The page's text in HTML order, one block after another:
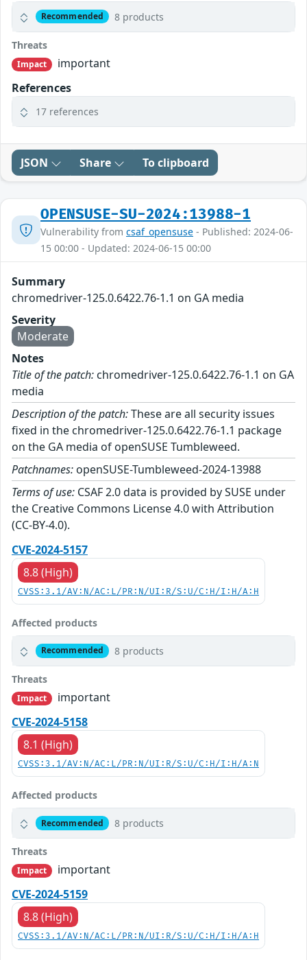
Recommended 8 products
Threats
Impact
important
References
17 references
JSON Share To clipboard
OPENSUSE-SU-2024:13988-1
Vulnerability from csaf_opensuse - Published: 2024-06-
15 00:00 - Updated: 2024-06-15 00:00
Summary
chromedriver-125.0.6422.76-1.1 on GA media
Severity
Moderate
Notes
Title of the patch: chromedriver-125.0.6422.76-1.1 on GA
media
Description of the patch:These are all security issues
fixed in the chromedriver-125.0.6422.76-1.1 package
on the GA media of openSUSE Tumbleweed.
Patchnames: openSUSE-Tumbleweed-2024-13988
Terms of use: CSAF 2.0 data is provided by SUSE under
the Creative Commons License 4.0 with Attribution
(CC-BY-4.0).
CVE-2024-5157
8.8 (High)
CVSS:3.1/AV:N/AC:L/PR:N/UI:R/S:U/C:H/I:H/A:H
Affected products
Recommended 8 products
Threats
Impact
important
CVE-2024-5158
8.1 (High)
CVSS:3.1/AV:N/AC:L/PR:N/UI:R/S:U/C:H/I:H/A:N
Affected products
Recommended 8 products
Threats
Impact
important
CVE-2024-5159
8.8 (High)
CVSS:3.1/AV:N/AC:L/PR:N/UI:R/S:U/C:H/I:H/A:H